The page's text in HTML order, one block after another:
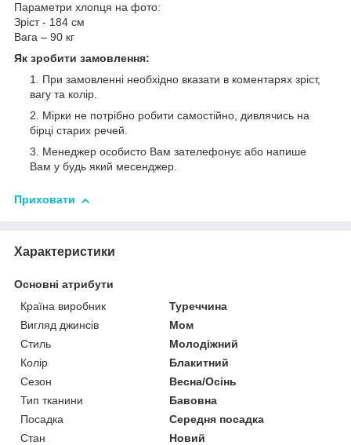
Параметри хлопця на фото:
Зріст - 184 см
Вага – 90 кг
Як зробити замовлення:
При замовленні необхідно вказати в коментарях зріст,
вагу та колір.
Мірки не потрібно робити самостійно, дивлячись на
бірці старих речей.
Менеджер особисто Вам зателефонує або напише
Вам у будь який месенджер.
Приховати
Характеристики
Основні атрибути
Країна виробник
Туреччина
Вигляд джинсів
Мом
Стиль
Молодіжний
Колір
Блакитний
Сезон
Весна/Осінь
Тип тканини
Бавовна
Посадка
Середня посадка
Стан
Новий